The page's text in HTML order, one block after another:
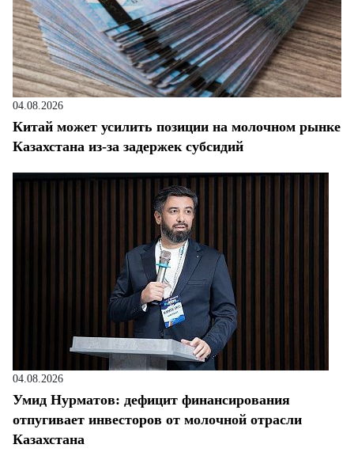
04.08.2026
Китай может усилить позиции на молочном рынке
Казахстана из-за задержек субсидий
04.08.2026
Умид Нурматов: дефицит финансирования
отпугивает инвесторов от молочной отрасли
Казахстана